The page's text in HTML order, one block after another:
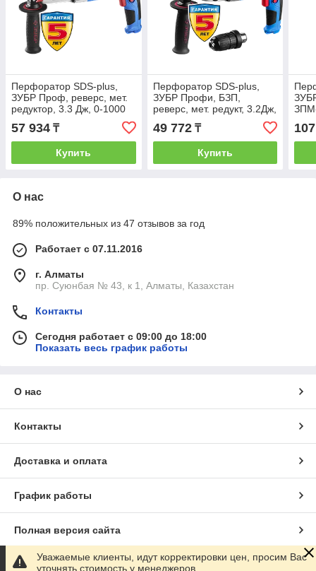
Перфоратор SDS-plus,
ЗУБР Проф, реверс, мет.
редуктор, 3.3 Дж, 0-1000
900 Вт, кейс
57 934 ₸
Купить
Перфоратор SDS-plus,
ЗУБР Профи, БЗП,
реверс, мет. редукт, 3.2Дж,
0-1200об/мин, 0-4800 уд/
мин, 800Вт, кейс
49 772₸
Купить
мин,
О нас
89% положительных из 47 отзывов за год
Работает с 07.11.2016
г. Алматы
пр. Суюнбая № 43, к 1, Алматы, Казахстан
Контакты
Сегодня работает с 09:00 до 18:00
Показать весь график работы
О нас
Контакты
Доставка и оплата
График работы
Полная версия сайта
Сайт создан на маркетплейсеSatu.kz
Уважаемые клиенты, идут корректировки цен, просим Вас
уточнять стоимость у менеджеров.